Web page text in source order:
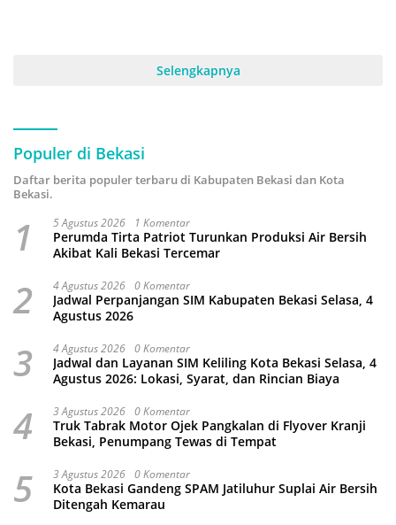
Selengkapnya
Populer di Bekasi
Daftar berita populer terbaru di Kabupaten Bekasi dan Kota
Bekasi.
1 5 Agustus 2026 1 Komentar
Perumda Tirta Patriot Turunkan Produksi Air Bersih
Akibat Kali Bekasi Tercemar
2 4 Agustus 2026 0 Komentar
Jadwal Perpanjangan SIM Kabupaten Bekasi Selasa, 4
Agustus 2026
3 4 Agustus 2026 0 Komentar
Jadwal dan Layanan SIM Keliling Kota Bekasi Selasa, 4
Agustus 2026: Lokasi, Syarat, dan Rincian Biaya
4 3 Agustus 2026 0 Komentar
Truk Tabrak Motor Ojek Pangkalan di Flyover Kranji
Bekasi, Penumpang Tewas di Tempat
5 3 Agustus 2026 0 Komentar
Kota Bekasi Gandeng SPAM Jatiluhur Suplai Air Bersih
Ditengah Kemarau